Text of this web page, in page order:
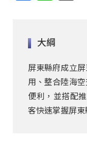
大綱
屏東縣府成立
用、整合陸海
便利，並搭配
客快速掌握屏東